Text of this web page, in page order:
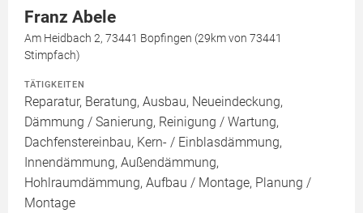
Franz Abele
Am Heidbach 2, 73441 Bopfingen (29km von 73441
Stimpfach)
TÄTIGKEITEN
Reparatur, Beratung, Ausbau, Neueindeckung,
Dämmung / Sanierung, Reinigung / Wartung,
Dachfenstereinbau, Kern- / Einblasdämmung,
Innendämmung, Außendämmung,
Hohlraumdämmung, Aufbau / Montage, Planung /
Montage